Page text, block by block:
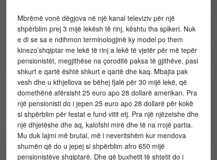
Mbrëmë vonë dëgjova në një kanal televiziv për një
shpërblim prej 3 mijë lekësh të rinj, kështu tha spikeri. Nuk
e di se sa e ndihmon terminologjinë ky model po them
kinezo’shqiptar me lekë të rinj a lekë të vjetër për më tepër
pensionistët, megjithëse na çoroditë paksa të gjithëve, pasi
shkurt e qartë është shkurt e qartë dhe kaq. Mbajta pak
vesh dhe u kthjellova se bëhej fjalë për 30 mijë lekë, që
domethënë afërsisht 25 euro apo 28 dollarë amerikan. Pra
një pensionisti do i jepen 25 euro apo 28 dollarë për kokë
si shpërblim për festat e fund vitit etj. Pra një njëzetshe dhe
një dhjetëshe dhe aq, kalofshi mirë dhe të na rrojë partia.
Mu duk lajmi më brutal, më i neveritshëm kur mendova
shumën që do u jepej si shpërblim afro 650 mijë
pensionistëve shqiptarë. Dhe që buxhetit të shtetit do i